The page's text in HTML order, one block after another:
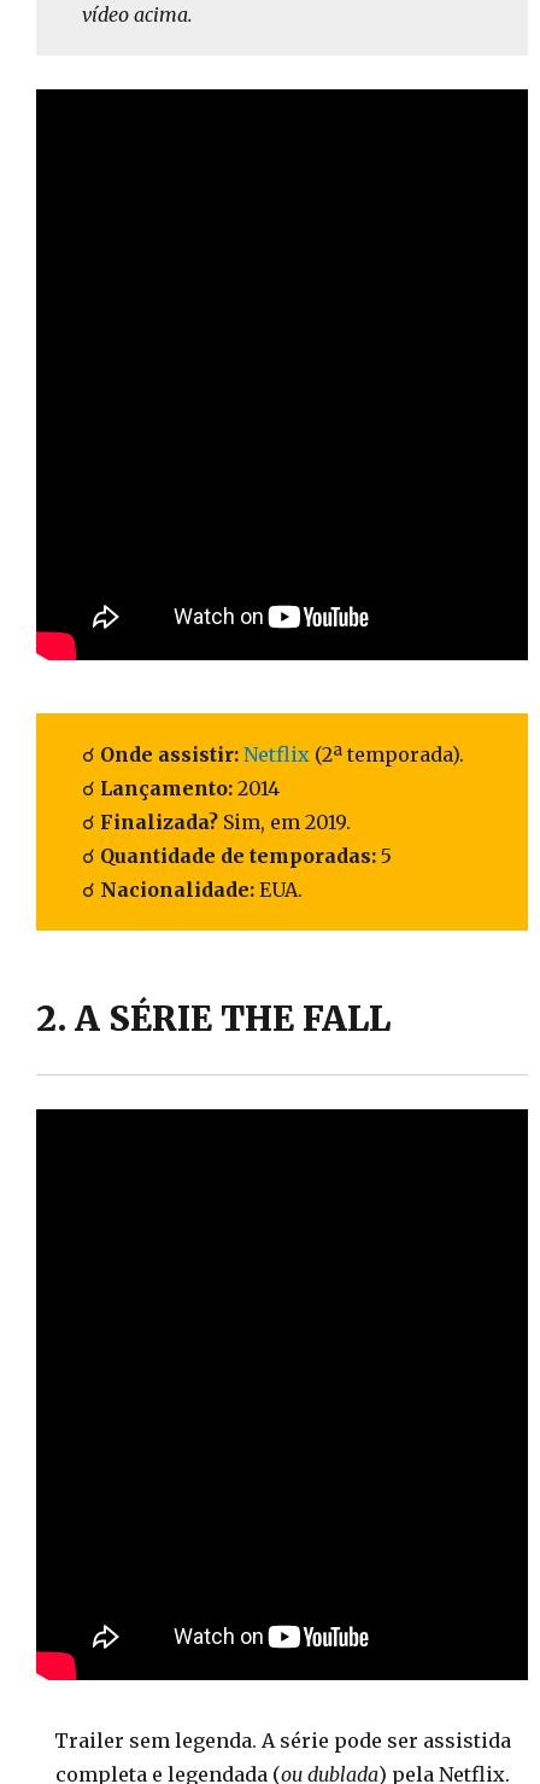
vídeo acima.
☌ Onde assistir: Netflix (2ª temporada).
☌ Lançamento: 2014
☌ Finalizada? Sim, em 2019.
☌ Quantidade de temporadas: 5
☌ Nacionalidade: EUA.
2. A SÉRIE THE FALL
Trailer sem legenda. A série pode ser assistida
completa e legendada (ou dublada) pela Netflix.